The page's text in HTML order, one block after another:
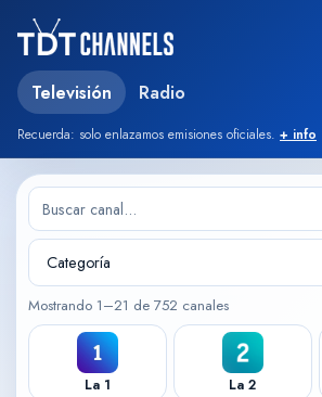
Televisión Radio
Recuerda: solo enlazamos emisiones oficiales. + info
Mostrando 1–21 de 752 canales
La 1 La 2